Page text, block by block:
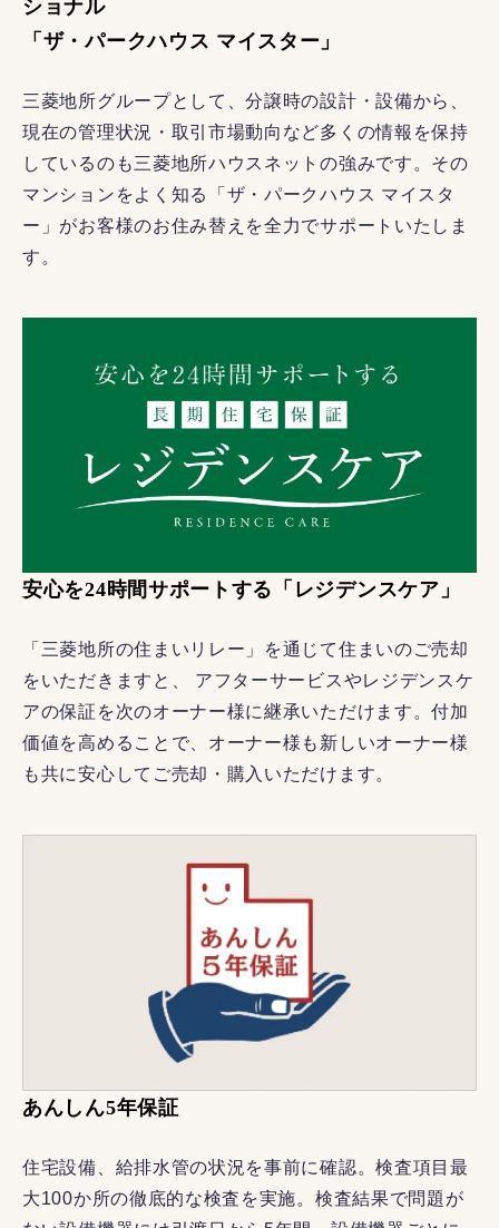
ショナル
「ザ・パークハウス マイスター」
三菱地所グループとして、分譲時の設計・設備から、
現在の管理状況・取引市場動向など多くの情報を保持
しているのも三菱地所ハウスネットの強みです。その
マンションをよく知る「ザ・パークハウス マイスタ
ー」がお客様のお住み替えを全力でサポートいたしま
す。
安心を24時間サポートする「レジデンスケア」
「三菱地所の住まいリレー」を通じて住まいのご売却
をいただきますと、 アフターサービスやレジデンスケ
アの保証を次のオーナー様に継承いただけます。付加
価値を高めることで、オーナー様も新しいオーナー様
も共に安心してご売却・購入いただけます。
あんしん5年保証
住宅設備、給排水管の状況を事前に確認。検査項目最
大100か所の徹底的な検査を実施。検査結果で問題が